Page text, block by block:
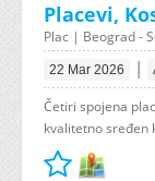
Placevi,
Plac | Beograd -
22 Mar 2026 |
Četiri spojena
kvalitetno sređen